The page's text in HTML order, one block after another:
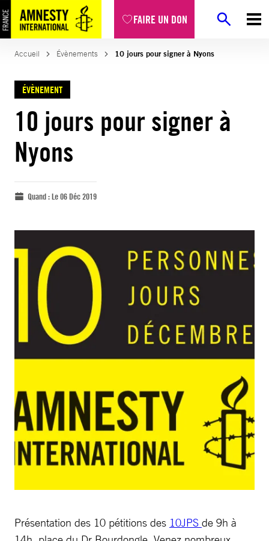
FAIRE UN DON
Accueil Évènements 10 jours pour signer à Nyons
ÉVÈNEMENT
10 jours pour signer à
Nyons
Quand :Le 06 Déc 2019
Présentation des 10 pétitions des 10JPS de 9h à